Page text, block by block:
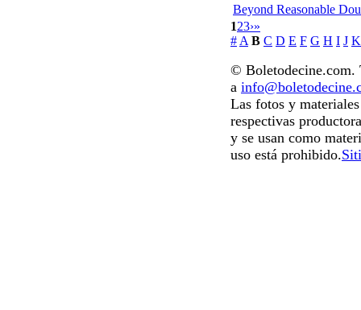
Beyond Reasonable
123›»
# A B C D E F G H I J K
© Boletodecine.com.
a
Las fotos y
respectivas
y se usan como
uso está prohibido.